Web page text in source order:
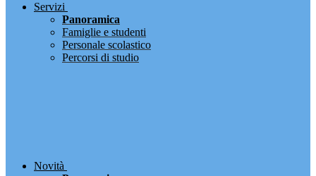
Servizi
Panoramica
Famiglie e studenti
Personale scolastico
Percorsi di studio
Novità